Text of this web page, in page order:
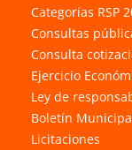
Categorías RSP
Consultas
Consulta
Ejercicio
Ley de
Boletín
Licitaciones